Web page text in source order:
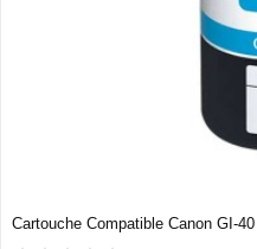
Cartouche Compatible Canon GI-